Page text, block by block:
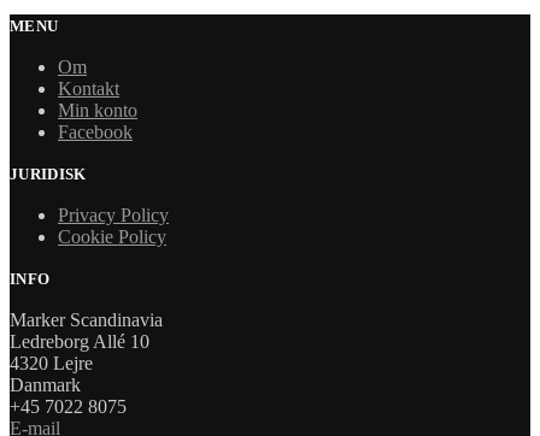
MENU
Om
Kontakt
Min konto
Facebook
JURIDISK
Privacy Policy
Cookie Policy
INFO
Marker Scandinavia
Ledreborg Allé 10
4320 Lejre
Danmark
+45 7022 8075
E-mail